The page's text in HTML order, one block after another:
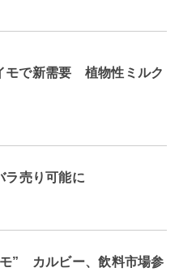
モで新需要 植物性ミルク
ラ売り可能に
モ” カルビー、飲料市場参